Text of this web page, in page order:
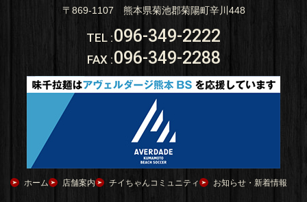
〒869-1107 熊本県菊池郡菊陽町辛川448
TEL :096-349-2222
FAX :096-349-2288
ホーム 店舗案内 チイちゃんコミュニティ お知らせ・新着情報